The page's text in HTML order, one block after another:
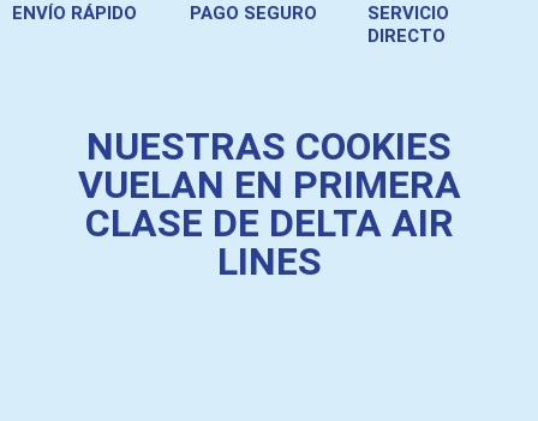
ENVÍO RÁPIDO PAGO SEGURO
SERVICIO
DIRECTO
NUESTRAS COOKIES
VUELAN EN PRIMERA
CLASE DE DELTA AIR
LINES